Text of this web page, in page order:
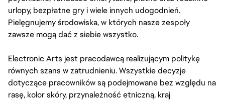
urlopy, bezpłatne gry i wiele innych udogodnień.
Pielęgnujemy środowiska, w których nasze zespoły
zawsze mogą dać z siebie wszystko.
Electronic Arts jest pracodawcą realizującym politykę
równych szans w zatrudnieniu. Wszystkie decyzje
dotyczące pracowników są podejmowane bez względu na
rasę, kolor skóry, przynależność etniczną, kraj